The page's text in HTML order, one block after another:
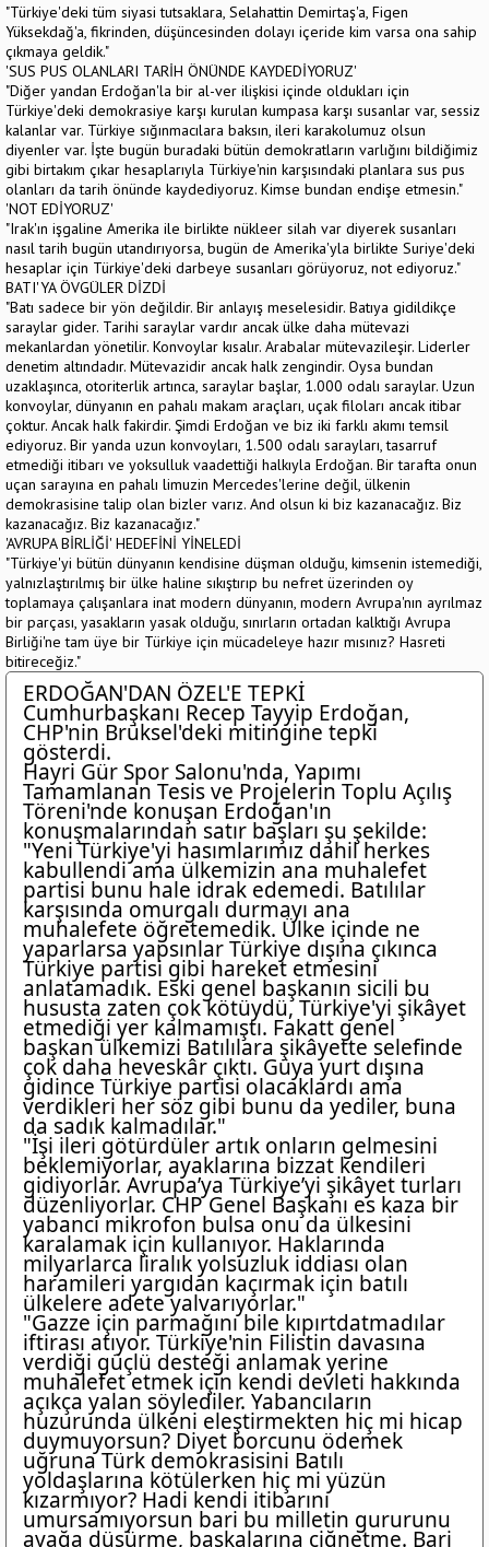
"Türkiye'deki tüm siyasi tutsaklara, Selahattin Demirtaş'a, Figen
Yüksekdağ'a, fikrinden, düşüncesinden dolayı içeride kim varsa ona sahip
çıkmaya geldik."
'SUS PUS OLANLARI TARİH ÖNÜNDE KAYDEDİYORUZ'
"Diğer yandan Erdoğan'la bir al-ver ilişkisi içinde oldukları için
Türkiye'deki demokrasiye karşı kurulan kumpasa karşı susanlar var, sessiz
kalanlar var. Türkiye sığınmacılara baksın, ileri karakolumuz olsun
diyenler var. İşte bugün buradaki bütün demokratların varlığını bildiğimiz
gibi birtakım çıkar hesaplarıyla Türkiye'nin karşısındaki planlara sus pus
olanları da tarih önünde kaydediyoruz. Kimse bundan endişe etmesin."
'NOT EDİYORUZ'
"Irak'ın işgaline Amerika ile birlikte nükleer silah var diyerek susanları
nasıl tarih bugün utandırıyorsa, bugün de Amerika'yla birlikte Suriye'deki
hesaplar için Türkiye'deki darbeye susanları görüyoruz, not ediyoruz."
BATI'YA ÖVGÜLER DİZDİ
"Batı sadece bir yön değildir. Bir anlayış meselesidir. Batıya gidildikçe
saraylar gider. Tarihi saraylar vardır ancak ülke daha mütevazi
mekanlardan yönetilir. Konvoylar kısalır. Arabalar mütevazileşir. Liderler
denetim altındadır. Mütevazidir ancak halk zengindir. Oysa bundan
uzaklaşınca, otoriterlik artınca, saraylar başlar, 1.000 odalı saraylar. Uzun
konvoylar, dünyanın en pahalı makam araçları, uçak filoları ancak itibar
çoktur. Ancak halk fakirdir. Şimdi Erdoğan ve biz iki farklı akımı temsil
ediyoruz. Bir yanda uzun konvoyları, 1.500 odalı sarayları, tasarruf
etmediği itibarı ve yoksulluk vaadettiği halkıyla Erdoğan. Bir tarafta onun
uçan sarayına en pahalı limuzin Mercedes'lerine değil, ülkenin
demokrasisine talip olan bizler varız. And olsun ki biz kazanacağız. Biz
kazanacağız. Biz kazanacağız."
'AVRUPA BİRLİĞİ' HEDEFİNİ YİNELEDİ
"Türkiye'yi bütün dünyanın kendisine düşman olduğu, kimsenin istemediği,
yalnızlaştırılmış bir ülke haline sıkıştırıp bu nefret üzerinden oy
toplamaya çalışanlara inat modern dünyanın, modern Avrupa'nın ayrılmaz
bir parçası, yasakların yasak olduğu, sınırların ortadan kalktığı Avrupa
Birliği'ne tam üye bir Türkiye için mücadeleye hazır mısınız? Hasreti
bitireceğiz."
ERDOĞAN'DAN ÖZEL'E TEPKİ
Cumhurbaşkanı Recep Tayyip Erdoğan,
CHP'nin Brüksel'deki mitingine tepki
gösterdi.
Hayri Gür Spor Salonu'nda, Yapımı
Tamamlanan Tesis ve Projelerin Toplu Açılış
Töreni'nde konuşan Erdoğan'ın
konuşmalarından satır başları şu şekilde:
"Yeni Türkiye'yi hasımlarımız dahil herkes
kabullendi ama ülkemizin ana muhalefet
partisi bunu hale idrak edemedi. Batılılar
karşısında omurgalı durmayı ana
muhalefete öğretemedik. Ülke içinde ne
yaparlarsa yapsınlar Türkiye dışına çıkınca
Türkiye partisi gibi hareket etmesini
anlatamadık. Eski genel başkanın sicili bu
hususta zaten çok kötüydü, Türkiye'yi şikâyet
etmediği yer kalmamıştı. Fakatt genel
başkan ülkemizi Batılılara şikâyette selefinde
çok daha heveskâr çıktı. Güya yurt dışına
gidince Türkiye partisi olacaklardı ama
verdikleri her söz gibi bunu da yediler, buna
da sadık kalmadılar."
"İşi ileri götürdüler artık onların gelmesini
beklemiyorlar, ayaklarına bizzat kendileri
gidiyorlar. Avrupa’ya Türkiye’yi şikâyet turları
düzenliyorlar. CHP Genel Başkanı es kaza bir
yabancı mikrofon bulsa onu da ülkesini
karalamak için kullanıyor. Haklarında
milyarlarca liralık yolsuzluk iddiası olan
haramileri yargıdan kaçırmak için batılı
ülkelere adete yalvarıyorlar."
"Gazze için parmağını bile kıpırtdatmadılar
iftirası atıyor. Türkiye'nin Filistin davasına
verdiği güçlü desteği anlamak yerine
muhalefet etmek için kendi devleti hakkında
açıkça yalan söylediler. Yabancıların
huzurunda ülkeni eleştirmekten hiç mi hicap
duymuyorsun? Diyet borcunu ödemek
uğruna Türk demokrasisini Batılı
yoldaşlarına kötülerken hiç mi yüzün
kızarmıyor? Hadi kendi itibarını
umursamıyorsun bari bu milletin gururunu
ayağa düşürme, başkalarına çiğnetme. Bari